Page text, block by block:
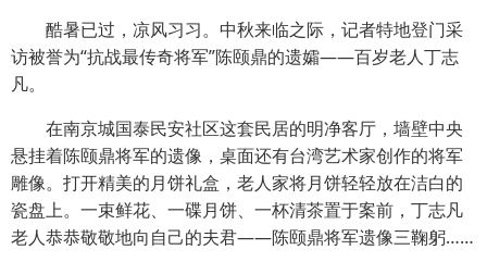
酷暑已过，凉风习习。中秋来临之际，记者特地登门采
访被誉为“抗战最传奇将军”陈颐鼎的遗孀——百岁老人丁志
凡。
在南京城国泰民安社区这套民居的明净客厅，墙壁中央
悬挂着陈颐鼎将军的遗像，桌面还有台湾艺术家创作的将军
雕像。打开精美的月饼礼盒，老人家将月饼轻轻放在洁白的
瓷盘上。一束鲜花、一碟月饼、一杯清茶置于案前，丁志凡
老人恭恭敬敬地向自己的夫君——陈颐鼎将军遗像三鞠躬……